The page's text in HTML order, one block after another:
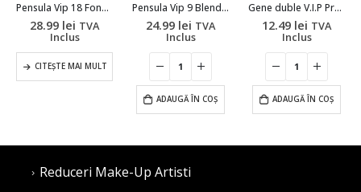
Pensula Vip 18 Fond de ten & Contouring
28.99 lei TVA
Inclus
CITEȘTE MAI MULT
Pensula Vip 9 Blending
24.99 lei TVA
Inclus
ADAUGĂ ÎN COȘ
Gene duble V.I.P Professional #DOUBLE WISPIES 1
12.49 lei TVA
Inclus
ADAUGĂ ÎN COȘ
Reduceri Make-Up Artisti